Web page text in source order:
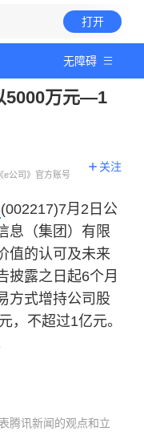
打开
无障碍
5000万元—1
e公司》官方账号
关注
(002217)7月2日公
息（集团）有限
值的认可及未来
披露之日起6个月
方式增持公司股
，不超过1亿元。
腾讯新闻的观点和立